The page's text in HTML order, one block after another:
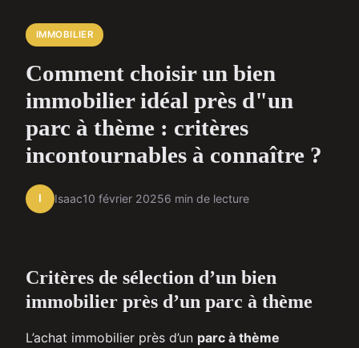
IMMOBILIER
Comment choisir un bien
immobilier idéal près d"un
parc à thème : critères
incontournables à connaître ?
I Isaac10 février 20256 min de lecture
Critères de sélection d’un bien
immobilier près d’un parc à thème
L’achat immobilier près d’un parc à thème